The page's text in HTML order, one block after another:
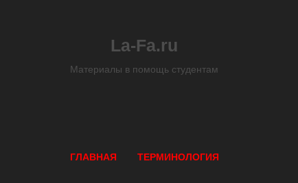
La-Fa.ru
Материалы в помощь студентам
ГЛАВНАЯ ТЕРМИНОЛОГИЯ